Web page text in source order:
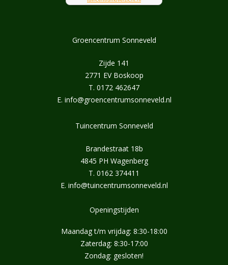
Groencentrum Sonneveld
Zijde 141
2771 EV Boskoop
T. 0172 462647
E. info@groencentrumsonneveld.nl
Tuincentrum Sonneveld
Brandestraat 18b
4845 PH Wagenberg
T. 0162 374411
E. info@tuincentrumsonneveld.nl
Openingstijden
Maandag t/m vrijdag: 8:30-18:00
Zaterdag: 8:30-17:00
Zondag: gesloten!